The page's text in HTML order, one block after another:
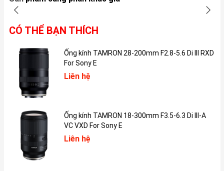
dòng Macbook Air 2020 Core i, mang đến hiệu năng vượt trội cho
những người dùng cần sức mạnh xử lý cao hơn cho các tác vụ
như chỉnh sửa ảnh và video chuyên nghiệp hơn, chạy các ứng
dụng đồ họa phức tạp hoặc đa nhiệm với nhiều ứng dụng nặng
ngay cả khi chạy nhiều ứng dụng nặng. Dung lượng 256GB SSD
cung cấp tốc độ truy xuất dữ liệu nhanh chóng và không gian lưu
trữ đủ cho các dự án lớn.
Sự khác biệt chính giữa các phiên bản Macbook Air 2020 Core i
phiên bản i7). Người dùng nên cân nhắc kỹ nhu cầu sử dụng của
mình để lựa chọn phiên bản phù hợp nhất.
CÓ THỂ BẠN THÍCH
Ống kính TAMRON 28-200mm F2.8-5.6 Di III RXD
For Sony E
Liên hệ
Ống kính TAMRON 18-300mm F3.5-6.3 Di III-A
VC VXD For Sony E
Liên hệ